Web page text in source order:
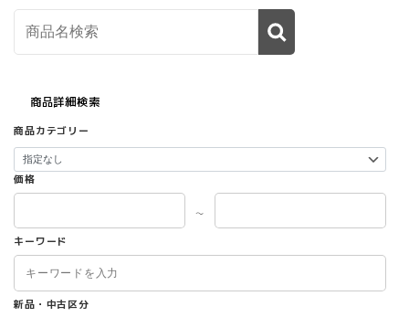
商品詳細検索
商品カテゴリー
価格
～
キーワード
新品・中古区分